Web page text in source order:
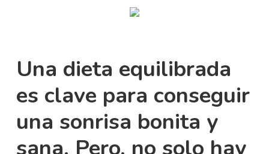
Una dieta equilibrada
es clave para conseguir
una sonrisa bonita y